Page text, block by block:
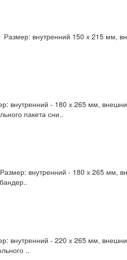
внутренний 150 х 215 мм,
внутренний - 180 х 265 мм,
пакета сни..
внутренний - 180 х 265 мм,
внутренний - 220 х 265 мм,
..